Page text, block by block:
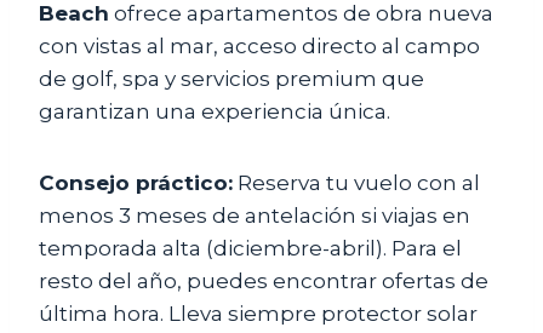
Beach ofrece apartamentos de obra nueva
con vistas al mar, acceso directo al campo
de golf, spa y servicios premium que
garantizan una experiencia única.
Consejo práctico: Reserva tu vuelo con al
menos 3 meses de antelación si viajas en
temporada alta (diciembre-abril). Para el
resto del año, puedes encontrar ofertas de
última hora. Lleva siempre protector solar